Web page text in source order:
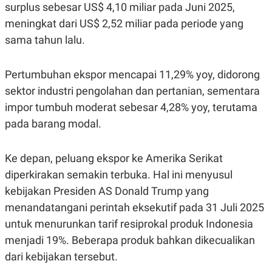
N
A
C
A
Y
R
E
L
E
.
I
D
L
A
A
N
A
N
E
T
A
K
K
I
J
A
E
M
T
E
N
EA
surplus sebesar US$ 4,10 miliar pada Juni 2025,
meningkat dari US$ 2,52 miliar pada periode yang
sama tahun lalu.
Pertumbuhan ekspor mencapai 11,29% yoy, didorong
sektor industri pengolahan dan pertanian, sementara
impor tumbuh moderat sebesar 4,28% yoy, terutama
pada barang modal.
Ke depan, peluang ekspor ke Amerika Serikat
diperkirakan semakin terbuka. Hal ini menyusul
kebijakan Presiden AS Donald Trump yang
menandatangani perintah eksekutif pada 31 Juli 2025
untuk menurunkan tarif resiprokal produk Indonesia
menjadi 19%. Beberapa produk bahkan dikecualikan
dari kebijakan tersebut.